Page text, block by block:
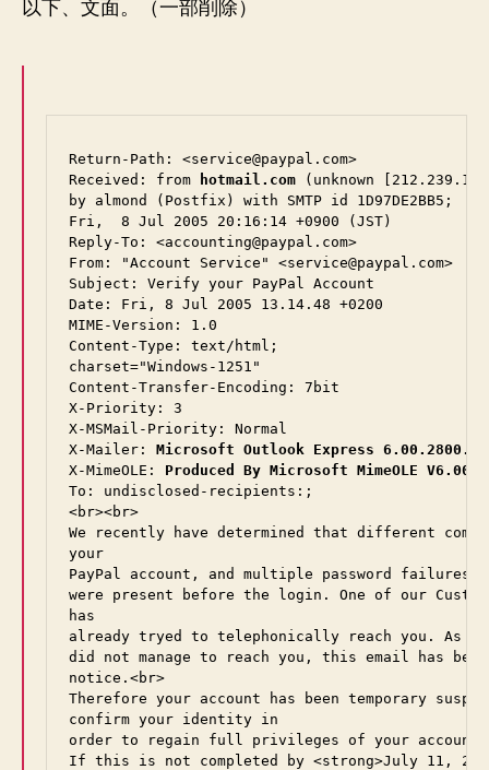
以下、文面。（一部削除）
Return-Path: <service@paypal.com>
Received: from
hotmail.com (unknown
by almond (Postfix) with SMTP id 1D97DE2BB5;
Fri,  8 Jul 2005 20:16:14 +0900 (JST)
Reply-To: <accounting@paypal.com>
From: "Account Service" <service@paypal.com>
Subject: Verify your PayPal Account
Date: Fri, 8 Jul 2005 13.14.48 +0200
MIME-Version: 1.0
Content-Type: text/html;
charset="Windows-1251"
Content-Transfer-Encoding: 7bit
X-Priority: 3
X-MSMail-Priority: Normal
X-Mailer: Microsoft Outlook Express
X-MimeOLE: Produced By Microsoft MimeOLE
To: undisclosed-recipients:;
<br><br>
We recently have determined that different
your
PayPal account, and multiple password failures
were present before the login. One of our
has
already tryed to telephonically reach you. As
did not manage to reach you, this email has
notice.<br>
Therefore your account has been temporary
confirm your identity in
order to regain full privileges of your
If this is not completed by <strong>July 11,